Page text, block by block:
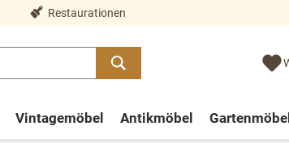
Restaurationen
Vintagemöbel Antikmöbel